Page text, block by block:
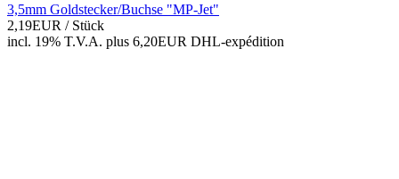
3,5mm Goldstecker/Buchse "MP-Jet"
2,19EUR / Stück
incl. 19% T.V.A. plus 6,20EUR DHL-expédition